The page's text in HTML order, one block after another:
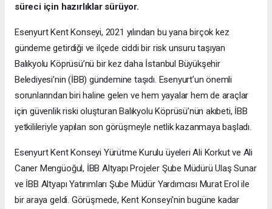
süreci için hazırlıklar sürüyor.
Esenyurt Kent Konseyi, 2021 yılından bu yana birçok kez
gündeme getirdiği ve ilçede ciddi bir risk unsuru taşıyan
Balıkyolu Köprüsü’nü bir kez daha İstanbul Büyükşehir
Belediyesi’nin (İBB) gündemine taşıdı. Esenyurt’un önemli
sorunlarından biri haline gelen ve hem yayalar hem de araçlar
için güvenlik riski oluşturan Balıkyolu Köprüsü’nün akıbeti, İBB
yetkilileriyle yapılan son görüşmeyle netlik kazanmaya başladı.
Esenyurt Kent Konseyi Yürütme Kurulu üyeleri Ali Korkut ve Ali
Caner Mengüoğul, İBB Altyapı Projeler Şube Müdürü Ulaş Sunar
ve İBB Altyapı Yatırımları Şube Müdür Yardımcısı Murat Erol ile
bir araya geldi. Görüşmede, Kent Konseyi'nin bugüne kadar